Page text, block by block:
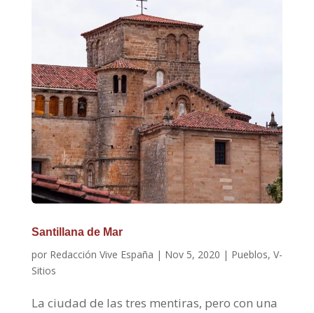
Santillana de Mar
por Redacción Vive España | Nov 5, 2020 | Pueblos, V-
Sitios
La ciudad de las tres mentiras, pero con una